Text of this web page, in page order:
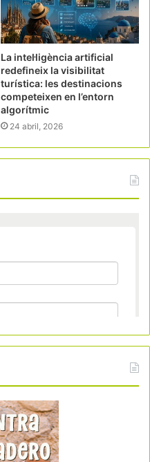
La intel·ligència artificial
redefineix la visibilitat
turística: les destinacions
competeixen en l’entorn
algorítmic
24 abril, 2026